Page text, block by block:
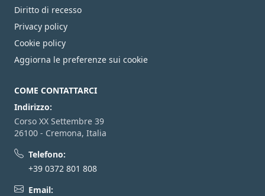
Diritto di recesso
Privacy policy
Cookie policy
Aggiorna le preferenze sui cookie
COME CONTATTARCI
Indirizzo:
Corso XX Settembre 39
26100 - Cremona, Italia
Telefono:
+39 0372 801 808
Email: